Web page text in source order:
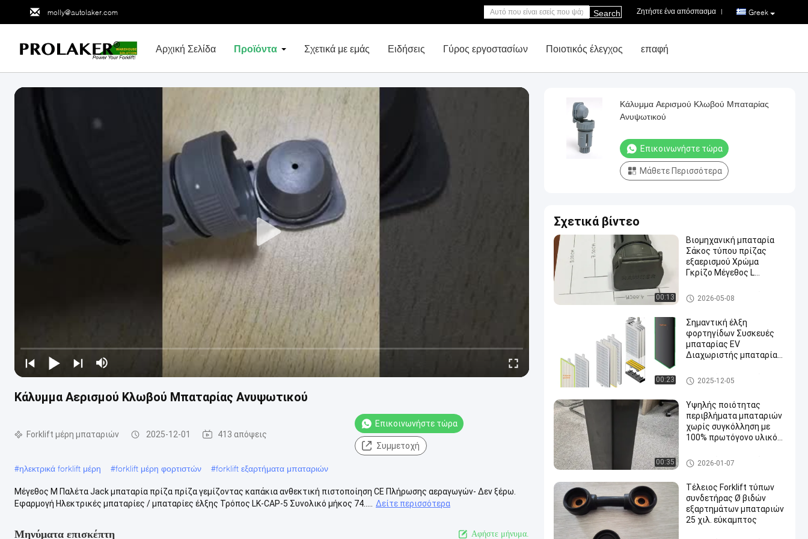
molly@autolaker.com Greek
Ζητήστε ένα απόσπασμα |
Search
Αρχική Σελίδα Προϊόντα Σχετικά με εμάς Ειδήσεις Γύρος εργοστασίων Ποιοτικός έλεγχος επαφή
Κάλυμμα Αερισμού Κλωβού Μπαταρίας Ανυψωτικού
Forklift μέρη μπαταριών 2025-12-01 413 απόψεις
Επικοινωνήστε τώρα
Συμμετοχή
#ηλεκτρικά forklift μέρη #forklift μέρη φορτιστών #forklift εξαρτήματα μπαταριών
Μέγεθος M Παλέτα Jack μπαταρία πρίζα πρίζα γεμίζοντας καπάκια ανθεκτική πιστοποίηση CE Πλήρωσης αεραγωγών- Δεν ξέρω.
Εφαρμογή Ηλεκτρικές μπαταρίες / μπαταρίες έλξης Τρόπος LK-CAP-5 Συνολικό μήκος 74.....
Δείτε περισσότερα
Μηνύματα επισκέπτη Αφήστε μήνυμα.
Κάλυμμα Αερισμού Κλωβού Μπαταρίας
Ανυψωτικού
Επικοινωνήστε τώρα
Μάθετε Περισσότερα
Σχετικά βίντεο
00:13
Βιομηχανική μπαταρία
Σάκος τύπου πρίζας
εξαερισμού Χρώμα
Γκρίζο Μέγεθος L
Forklift μέρη μπαταριών
2026-05-08
00:23
Σημαντική έλξη
φορτηγίδων Συσκευές
μπαταρίας EV
Διαχωριστής μπαταρίας
Forklift μέρη μπαταριών
2025-12-05
00:35
Υψηλής ποιότητας
περιβλήματα μπαταριών
χωρίς συγκόλληση με
100% πρωτόγονο υλικό
μεγέθη - BCI Box
Forklift μέρη μπαταριών
2026-01-07
Τέλειος Forklift τύπων
συνδετήρας Ø βιδών
εξαρτημάτων μπαταριών
25 χιλ. εύκαμπτος